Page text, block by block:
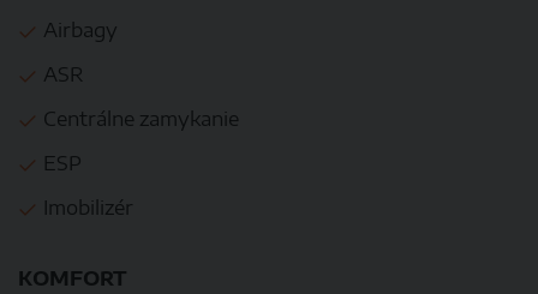
Airbagy
ASR
Centrálne zamykanie
ESP
Imobilizér
KOMFORT